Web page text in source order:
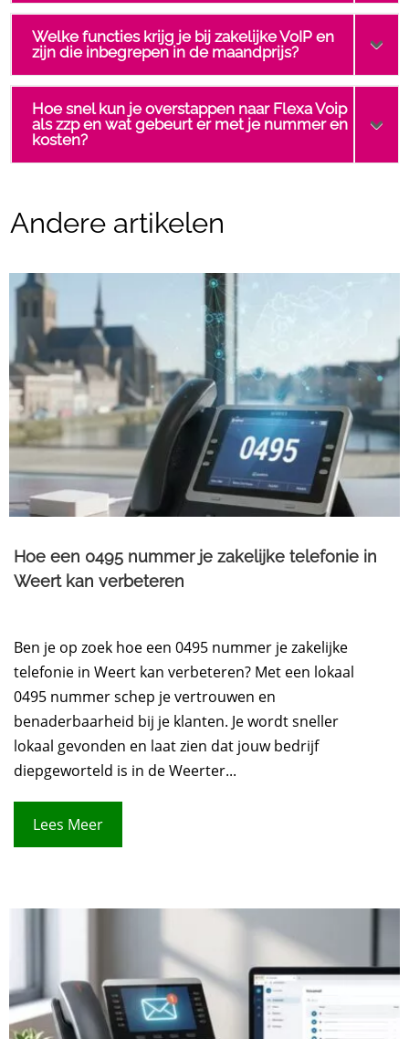
Welke functies krijg je bij zakelijke VoIP en
zijn die inbegrepen in de maandprijs?
Hoe snel kun je overstappen naar Flexa Voip
als zzp en wat gebeurt er met je nummer en
kosten?
Andere artikelen
Hoe een 0495 nummer je zakelijke telefonie in
Weert kan verbeteren
Ben je op zoek hoe een 0495 nummer je zakelijke
telefonie in Weert kan verbeteren? Met een lokaal
0495 nummer schep je vertrouwen en
benaderbaarheid bij je klanten. Je wordt sneller
lokaal gevonden en laat zien dat jouw bedrijf
diepgeworteld is in de Weerter...
Lees Meer